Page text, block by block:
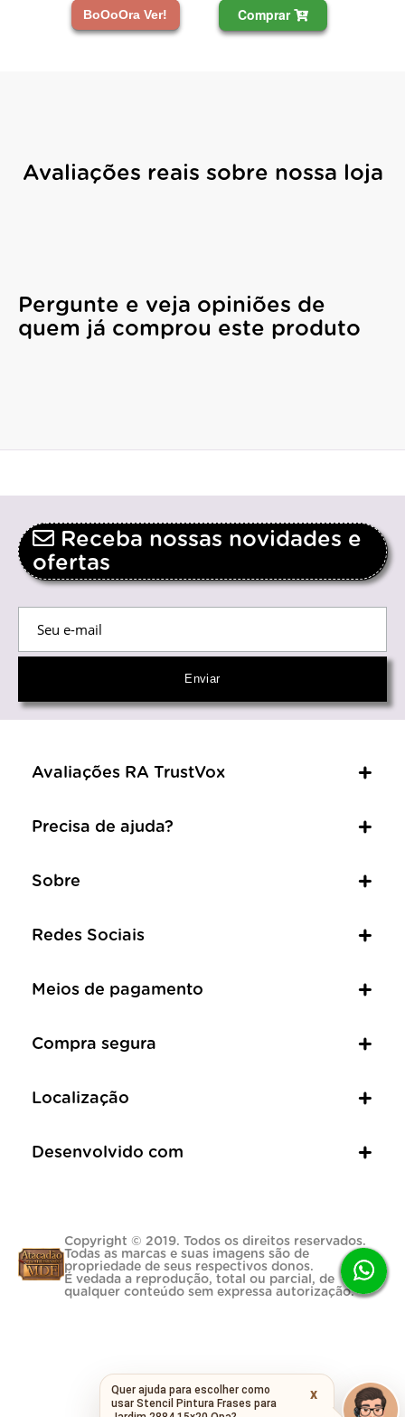
BoOoOra Ver! Comprar
Avaliações reais sobre nossa loja
Pergunte e veja opiniões de
quem já comprou este produto
Receba nossas novidades e
ofertas
Avaliações RA TrustVox
Precisa de ajuda?
Sobre
Redes Sociais
Meios de pagamento
Compra segura
Localização
Desenvolvido com
Copyright © 2019. Todos os direitos reservados.
Todas as marcas e suas imagens são de
propriedade de seus respectivos donos.
É vedada a reprodução, total ou parcial, de
qualquer conteúdo sem expressa autorização.